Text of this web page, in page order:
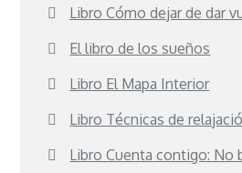
Libro Cómo dejar de dar
El libro de los sueños
Libro El Mapa Interior
Libro Técnicas de
Libro Cuenta contigo: No